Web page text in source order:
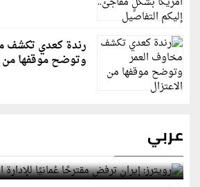
رندة كعدي تكشف
وتوضح موقفها من
عربي
رويترز: إيران ترفض مقترحًا عُمانيًا
لمضيق هرمز